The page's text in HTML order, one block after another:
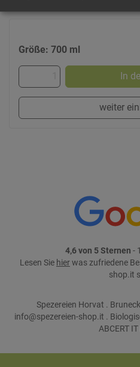
Größe: 700 ml
In
weiter
4,6 von 5 Sternen -
Lesen Sie hierwas zufriedene
shop.it
Spezereien Horvat .
info@spezereien-shop.it .
ABCERT